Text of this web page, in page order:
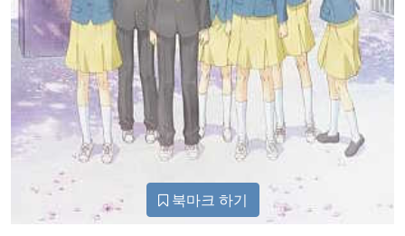
북마크 하기